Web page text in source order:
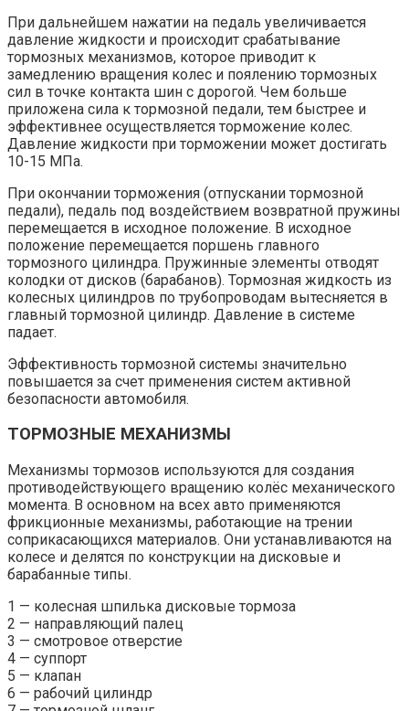
При дальнейшем нажатии на педаль увеличивается
давление жидкости и происходит срабатывание
тормозных механизмов, которое приводит к
замедлению вращения колес и поялению тормозных
сил в точке контакта шин с дорогой. Чем больше
приложена сила к тормозной педали, тем быстрее и
эффективнее осуществляется торможение колес.
Давление жидкости при торможении может достигать
10-15 МПа.
При окончании торможения (отпускании тормозной
педали), педаль под воздействием возвратной пружины
перемещается в исходное положение. В исходное
положение перемещается поршень главного
тормозного цилиндра. Пружинные элементы отводят
колодки от дисков (барабанов). Тормозная жидкость из
колесных цилиндров по трубопроводам вытесняется в
главный тормозной цилиндр. Давление в системе
падает.
Эффективность тормозной системы значительно
повышается за счет применения систем активной
безопасности автомобиля.
ТОРМОЗНЫЕ МЕХАНИЗМЫ
Механизмы тормозов используются для создания
противодействующего вращению колёс механического
момента. В основном на всех авто применяются
фрикционные механизмы, работающие на трении
соприкасающихся материалов. Они устанавливаются на
колесе и делятся по конструкции на дисковые и
барабанные типы.
1 — колесная шпилька дисковые тормоза
2 — направляющий палец
3 — смотровое отверстие
4 — суппорт
5 — клапан
6 — рабочий цилиндр